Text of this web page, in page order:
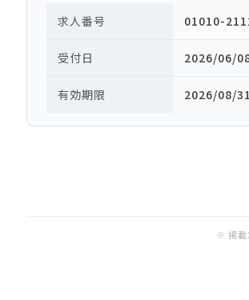
求人番号 01010-
受付日 2026/06/
有効期限 2026/08/
※ 掲載